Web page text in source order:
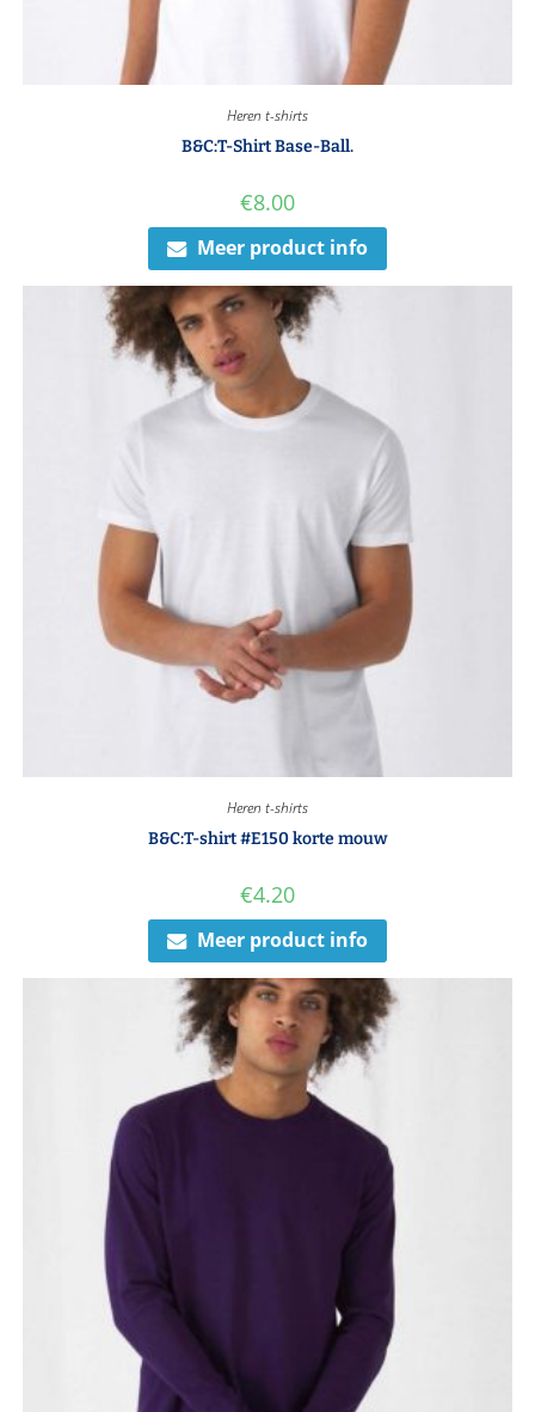
Heren t-shirts
B&C:T-Shirt Base-Ball.
€8.00
Meer product info
Heren t-shirts
B&C:T-shirt #E150 korte mouw
€4.20
Meer product info